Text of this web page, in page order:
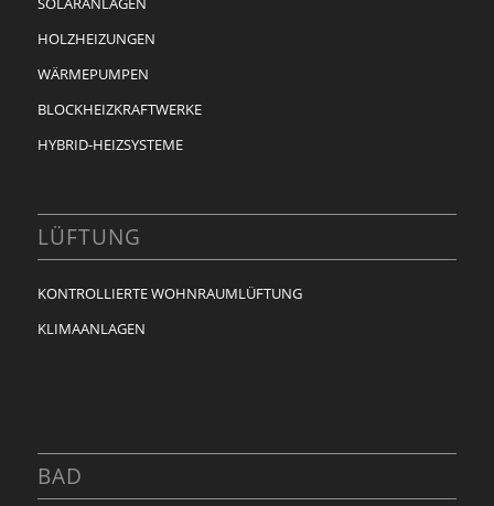
HOLZHEIZUNGEN
WÄRMEPUMPEN
BLOCKHEIZKRAFTWERKE
HYBRID-HEIZSYSTEME
LÜFTUNG
KONTROLLIERTE WOHNRAUMLÜFTUNG
KLIMAANLAGEN
BAD